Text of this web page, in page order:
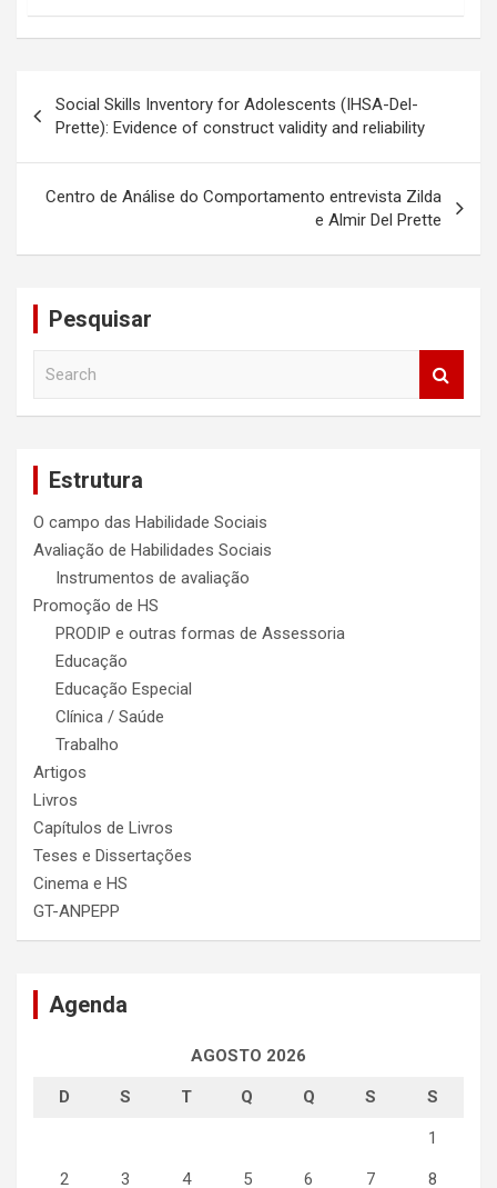
de
Post
Social Skills Inventory for Adolescents (IHSA-Del-
Prette): Evidence of construct validity and reliability
Centro de Análise do Comportamento entrevista Zilda
e Almir Del Prette
Pesquisar
Estrutura
O campo das Habilidade Sociais
Avaliação de Habilidades Sociais
Instrumentos de avaliação
Promoção de HS
PRODIP e outras formas de Assessoria
Educação
Educação Especial
Clínica / Saúde
Trabalho
Artigos
Livros
Capítulos de Livros
Teses e Dissertações
Cinema e HS
GT-ANPEPP
Agenda
AGOSTO 2026
D S T Q Q S S
1
2 3 4 5 6 7 8